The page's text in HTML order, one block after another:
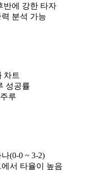
반에 강한 타자
분석 가능
차트
성공률
루
(0-0 ~ 3-2)
서 타율이 높음